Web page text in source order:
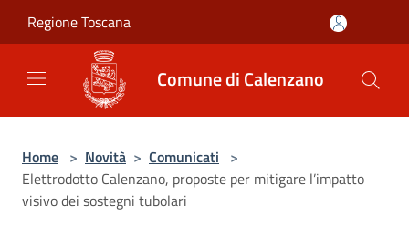
Regione Toscana
Comune di Calenzano
Home > Novità > Comunicati >
Elettrodotto Calenzano, proposte per mitigare l’impatto
visivo dei sostegni tubolari